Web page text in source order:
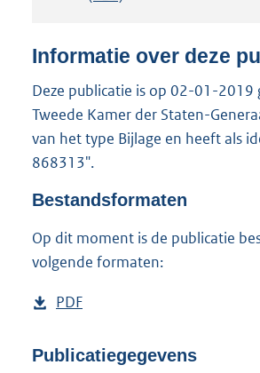
e
:
2
Informatie over deze
Deze publicatie is op 02-01-2019
Tweede Kamer der Staten-
van het type Bijlage en heeft als
868313".
Bestandsformaten
Op dit moment is de publicatie
volgende formaten:
D
w
PDF
s
Publicatiegegevens